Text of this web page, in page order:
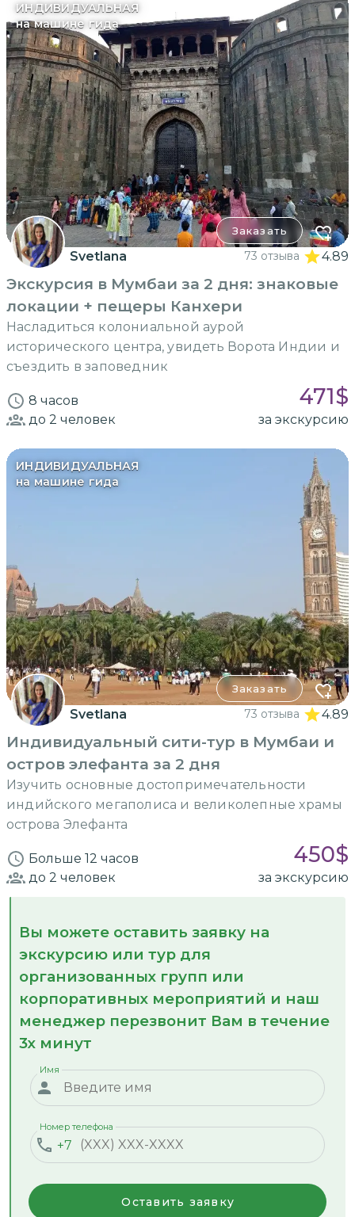
ИНДИВИДУАЛЬНАЯ
на машине гида
Заказать
Svetlana 73 отзыва 4.89
Экскурсия в Мумбаи за 2 дня: знаковые
локации + пещеры Канхери
Насладиться колониальной аурой
исторического центра, увидеть Ворота Индии и
съездить в заповедник
8 часов 471$
до 2 человек за экскурсию
ИНДИВИДУАЛЬНАЯ
на машине гида
Заказать
Svetlana 73 отзыва 4.89
Индивидуальный сити-тур в Мумбаи и
остров элефанта за 2 дня
Изучить основные достопримечательности
индийского мегаполиса и великолепные храмы
острова Элефанта
Больше 12 часов 450$
до 2 человек за экскурсию
Вы можете оставить заявку на
экскурсию или тур для
организованных групп или
корпоративных мероприятий и наш
менеджер перезвонит Вам в течение
3х минут
Имя
+7
Номер телефона
Оставить заявку